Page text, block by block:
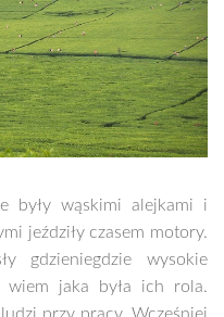
były wąskimi alejkami i
jeździły czasem motory.
gdzieniegdzie wysokie
wiem jaka była ich rola.